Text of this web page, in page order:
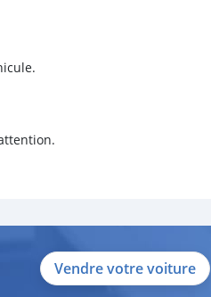
Vendre votre voiture